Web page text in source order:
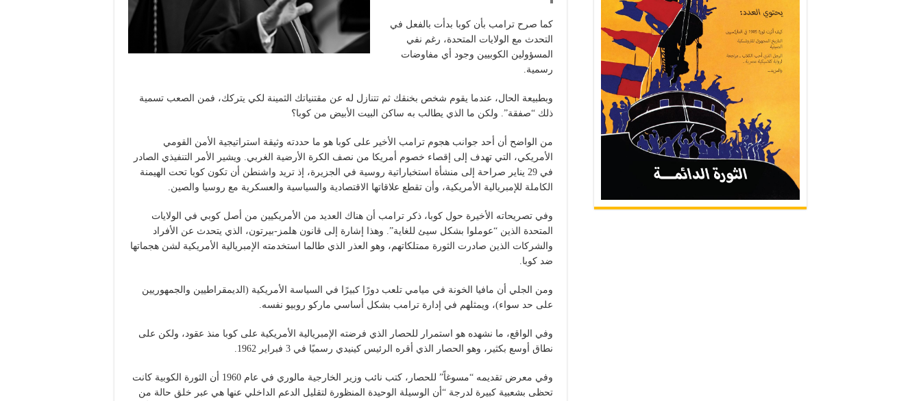
كما صرح ترامب بأن كوبا بدأت بالفعل في
التحدث مع الولايات المتحدة، رغم نفي
المسؤولين الكوبيين وجود أي مفاوضات
رسمية.
وبطبيعة الحال، عندما يقوم شخص بخنقك ثم تتنازل له عن مقتنياتك الثمينة لكي يتركك، فمن الصعب تسمية
ذلك “صفقة”. ولكن ما الذي يطالب به ساكن البيت الأبيض من كوبا؟
من الواضح أن أحد جوانب هجوم ترامب الأخير على كوبا هو ما حددته وثيقة استراتيجية الأمن القومي
الأمريكي، التي تهدف إلى إقصاء خصوم أمريكا من نصف الكرة الأرضية الغربي. ويشير الأمر التنفيذي الصادر
في 29 يناير صراحة إلى منشأة استخباراتية روسية في الجزيرة، إذ تريد واشنطن أن تكون كوبا تحت الهيمنة
الكاملة للإمبريالية الأمريكية، وأن تقطع علاقاتها الاقتصادية والسياسية والعسكرية مع روسيا والصين.
وفي تصريحاته الأخيرة حول كوبا، ذكر ترامب أن هناك العديد من الأمريكيين من أصل كوبي في الولايات
المتحدة الذين “عوملوا بشكل سيئ للغاية”. وهذا إشارة إلى قانون هلمز-بيرتون، الذي يتحدث عن الأفراد
والشركات الذين صادرت الثورة ممتلكاتهم، وهو العذر الذي طالما استخدمته الإمبريالية الأمريكية لشن هجماتها
ضد كوبا.
ومن الجلي أن مافيا الخونة في ميامي تلعب دورًا كبيرًا في السياسة الأمريكية (الديمقراطيين والجمهوريين
على حد سواء)، ويمثلهم في إدارة ترامب بشكل أساسي ماركو روبيو نفسه.
وفي الواقع، ما نشهده هو استمرار للحصار الذي فرضته الإمبريالية الأمريكية على كوبا منذ عقود، ولكن على
نطاق أوسع بكثير، وهو الحصار الذي أقره الرئيس كينيدي رسميًا في 3 فبراير 1962.
وفي معرض تقديمه “مسوغاً” للحصار، كتب نائب وزير الخارجية مالوري في عام 1960 أن الثورة الكوبية كانت
تحظى بشعبية كبيرة لدرجة “أن الوسيلة الوحيدة المنظورة لتقليل الدعم الداخلي عنها هي عبر خلق حالة من